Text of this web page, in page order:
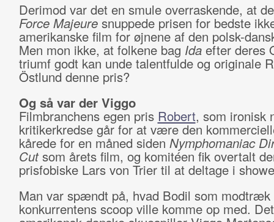
Derimod var det en smule overraskende, at
Force Majeuresnuppede prisen for bedste
amerikanske film for øjnene af den polsk-
Men mon ikke, at folkene bag Idaefter deres
triumf godt kan unde talentfulde og originale
Östlund denne pris?
Og så var der Viggo
Filmbranchens egen pris Robert, som ironisk
kritikerkredse går for at være den
kårede for en måned siden Nymphomaniac
Cut som årets film, og komitéen fik overtalt
prisfobiske Lars von Trier til at deltage i
Man var spændt på, hvad Bodil som modtræk
konkurrentens scoop ville komme op med.